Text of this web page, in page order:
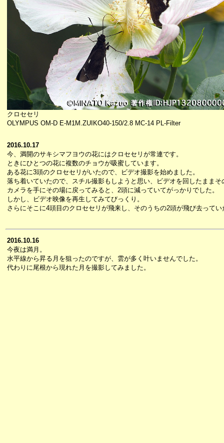
クロセセリ
OLYMPUS OM-D E-M1M.ZUIKO40-150/2.8 MC-14 PL-Filter
2016.10.17
今、満開のサキシマフヨウの花にはクロセセリが常連です。
ときにひとつの花に複数のチョウが吸蜜しています。
ある花に3頭のクロセセリがいたので、ビデオ撮影を始めました。
落ち着いていたので、スチル撮影もしようと思い、ビデオを回したままそ
カメラを手にその場に戻ってみると、2頭に減っていてがっかりでした。
しかし、ビデオ映像を再生してみてびっくり。
さらにそこに4頭目のクロセセリが飛来し、そのうちの2頭が飛び去ってい
2016.10.16
今夜は満月。
水平線から昇る月を狙ったのですが、雲が多く叶いませんでした。
代わりに尾根から現れた月を撮影してみました。